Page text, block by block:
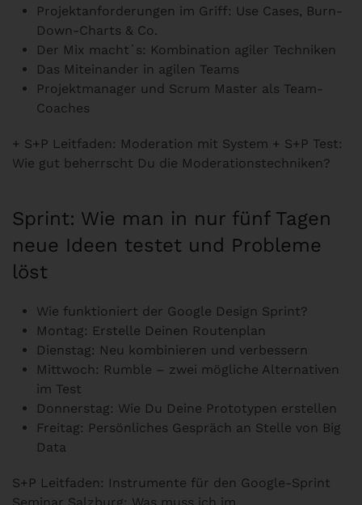
Projektanforderungen im Griff: Use Cases, Burn-
Down-Charts & Co.
Der Mix macht`s: Kombination agiler Techniken
Das Miteinander in agilen Teams
Projektmanager und Scrum Master als Team-
Coaches
+ S+P Leitfaden: Moderation mit System + S+P Test:
Wie gut beherrscht Du die Moderationstechniken?
Sprint: Wie man in nur fünf Tagen
neue Ideen testet und Probleme
löst
Wie funktioniert der Google Design Sprint?
Montag: Erstelle Deinen Routenplan
Dienstag: Neu kombinieren und verbessern
Mittwoch: Rumble – zwei mögliche Alternativen
im Test
Donnerstag: Wie Du Deine Prototypen erstellen
Freitag: Persönliches Gespräch an Stelle von Big
Data
S+P Leitfaden: Instrumente für den Google-Sprint